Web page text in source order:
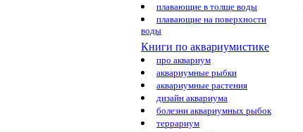
плавающие в толще воды
плавающие на поверхности
воды
Книги по аквариумистике
про аквариум
аквариумные рыбки
аквариумные растения
дизайн аквариума
болезни аквариумных рыбок
террариум